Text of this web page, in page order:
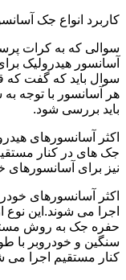
کاربرد انواع جک
سوالی که به کرات
آسانسور هیدرولیک
سوال باید که گفت که
هر آسانسور با توجه
باید بررسی شود.
اکثر آسانسورهای
جک های در کنار
نیز برای
اکثر آسانسورهای
اجرا می شوند.این
حفره جک به روش
سنگین و خودروبر با
کنار مستقیم اجرا می